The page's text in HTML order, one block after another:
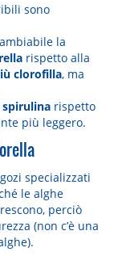
sono
la
rispetto alla
clorofilla, ma
spirulina rispetto
più leggero.
specializzati
le alghe
perciò
(non c’è una